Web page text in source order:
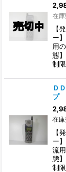
在
【
ー
用
態
制
Ｄ
プ
在
【
ー
流
態
制